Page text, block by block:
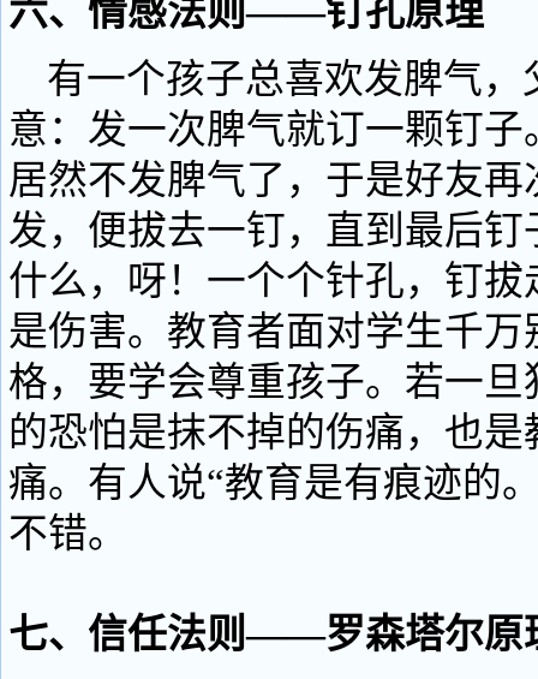
六、情感法则——钉孔原理
有一个孩子总喜欢发脾气，
意：发一次脾气就订一颗钉
居然不发脾气了，于是好友
发，便拔去一钉，直到最后
什么，呀！一个个针孔，钉
是伤害。教育者面对学生千
格，要学会尊重孩子。若一
的恐怕是抹不掉的伤痛，也
痛。有人说“教育是有痕迹的
不错。
七、信任法则——罗森塔尔原